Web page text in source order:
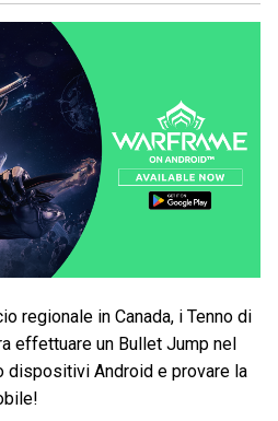
regionale in Canada, i Tenno di
effettuare un Bullet Jump nel
dispositivi Android e provare la